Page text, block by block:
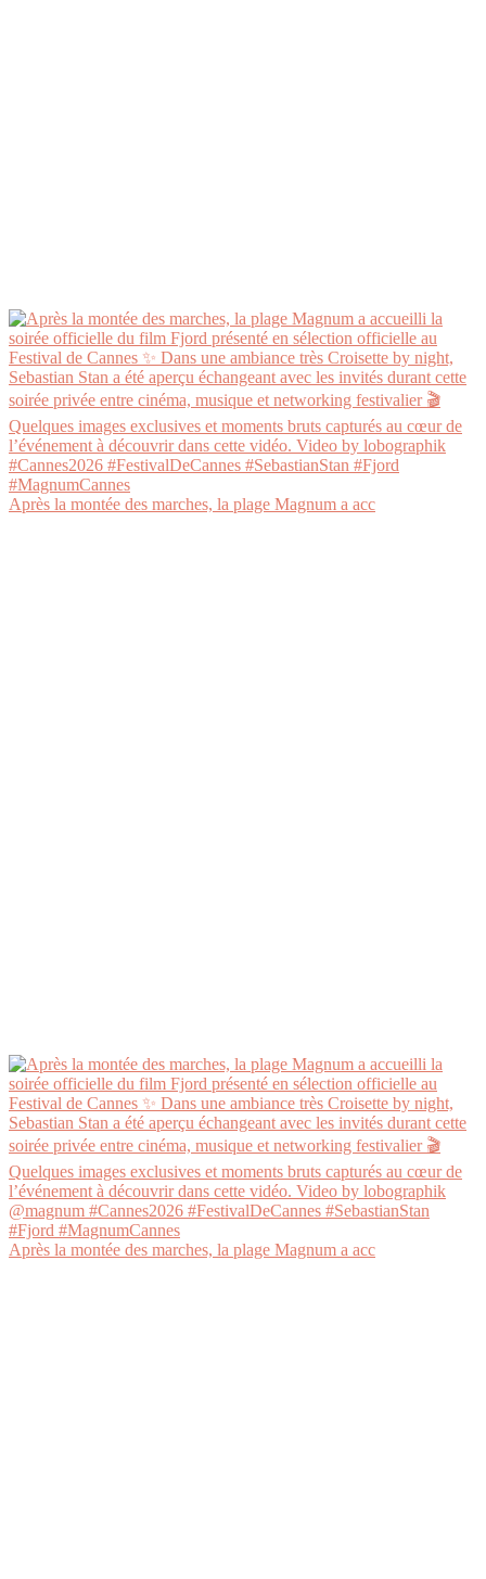
Après la montée des marches, la plage Magnum a acc
Après la montée des marches, la plage Magnum a acc